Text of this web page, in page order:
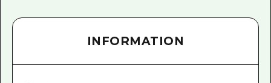
INFORMATION